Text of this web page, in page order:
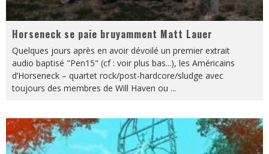
Horseneck se paie bruyamment Matt Lauer
Quelques jours après en avoir dévoilé un premier extrait
audio baptisé "Pen15" (cf : voir plus bas...), les Américains
d’Horseneck – quartet rock/post-hardcore/sludge avec
toujours des membres de Will Haven ou ...